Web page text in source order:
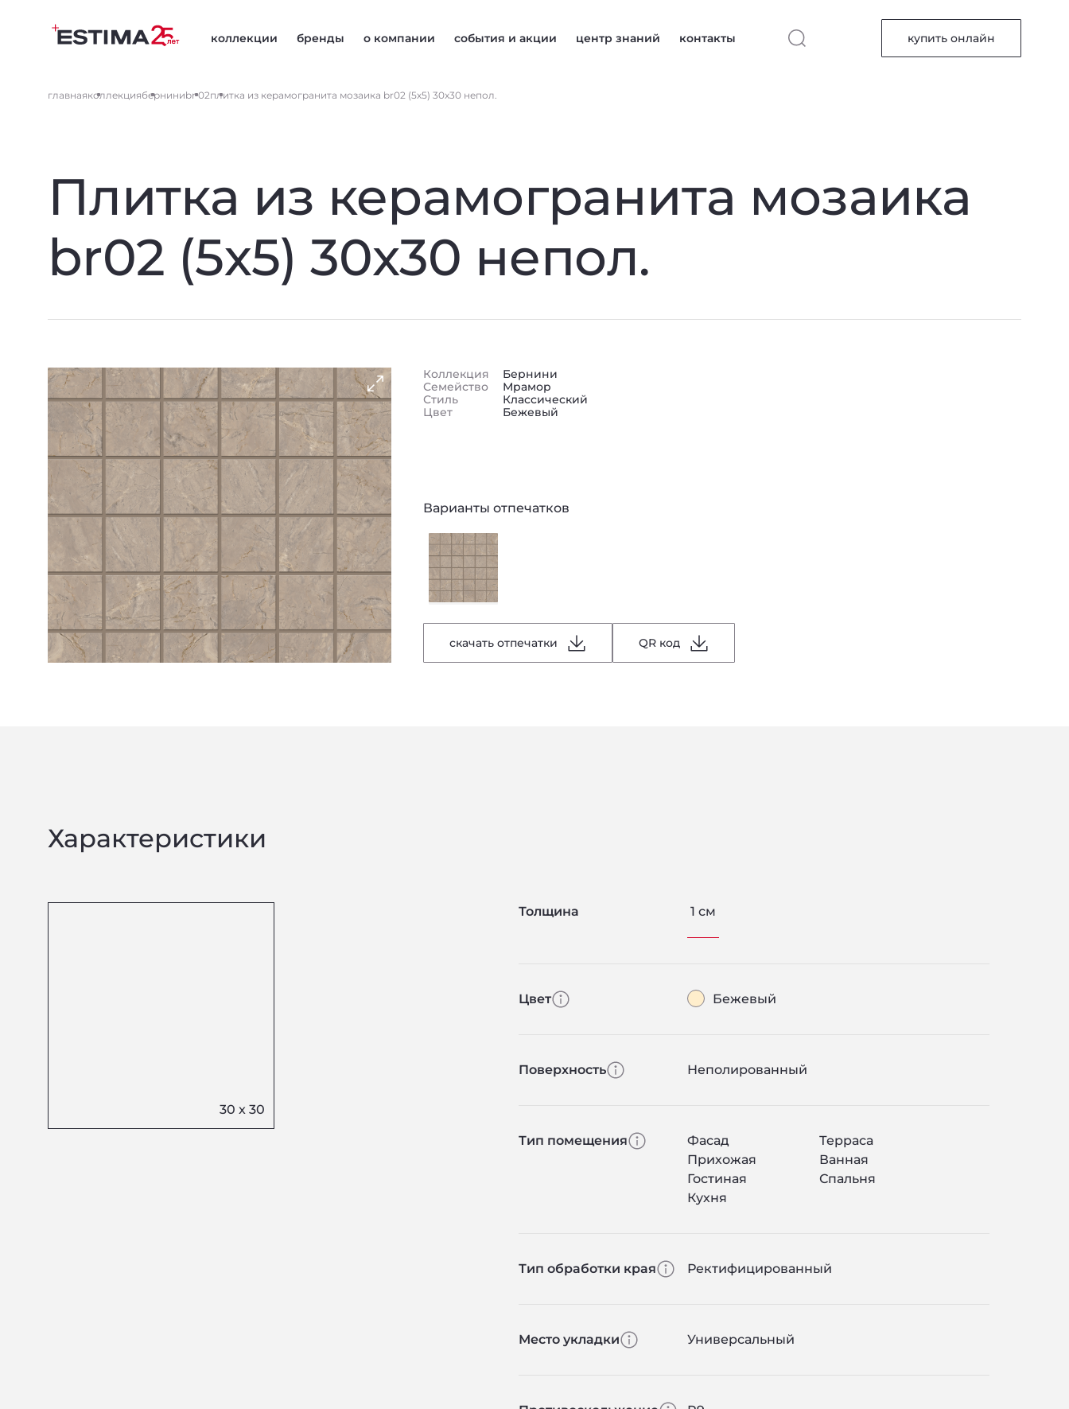
коллекции бренды о компании события и акции центр знаний контакты купить онлайн
главнаяколлекцияберниниbr 02плитка из керамогранита мозаика br02 (5х5) 30x30 непол.
Плитка из керамогранита мозаика
br02 (5х5) 30x30 непол.
Коллекция
Семейство
Стиль
Цвет
Бернини
Мрамор
Классический
Бежевый
Варианты отпечатков
скачать отпечатки QR код
Характеристики
Толщина 1 см
Цвет Бежевый
Поверхность Неполированный
Тип помещения Фасад
Терраса
Прихожая
Ванная
Гостиная
Спальня
Кухня
Тип обработки края Ректифицированный
Место укладки Универсальный